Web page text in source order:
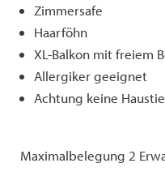
Zimmersafe
Haarföhn
XL-Balkon mit freiem
Allergiker geeignet
Achtung keine
Maximalbelegung 2